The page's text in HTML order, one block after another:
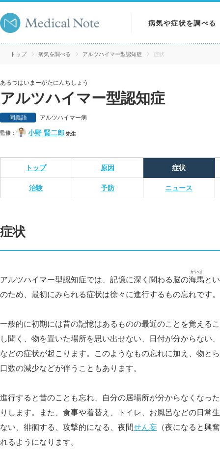
病気や症状を調べる
病気を調べる
検査を調べる
トップ 病気を調べる アルツハイマー型認知症 症状
あるつはいまーがたにんちしょう
アルツハイマー型認知症
同義語 アルツハイマー病
監修： 小野 賢二郎先生
トップ 原因 症状
治験 予防 ニュース
症状
アルツハイマー型認知症では、記憶に深く関わる脳の海馬
かいば
と
のため、最初にみられる症状は徐々に進行するもの忘れです。
一般的に初期には昔の記憶はあるものの最近のことを覚える
し聞く、物を置いた場所を思い出せない、日付が分からない
などの症状が起こります。このようなもの忘れに加え、物と
口数の減少などが伴うこともあります。
進行すると昔のことも忘れ、自分の居場所が分からなくなっ
りします。また、食事や着替え、トイレ、お風呂などの日常
ない、徘徊する、攻撃的になる、夜間せん妄 （夜になると興
れるようになります。